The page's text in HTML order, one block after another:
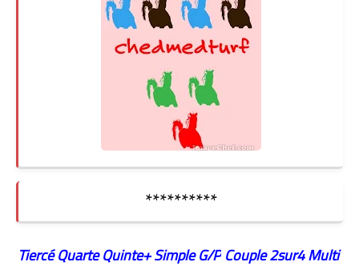
**********
Tiercé QuarteQuinte+Simple G/PCouple2sur4Multi